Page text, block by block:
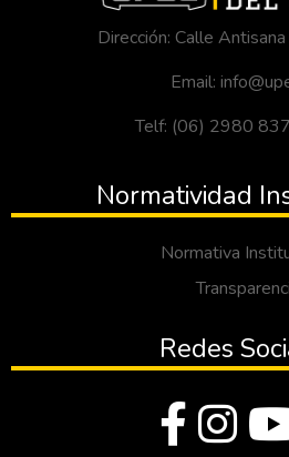
Dirección: Calle
Email:
Telf: (06) 2980
Normatividad
Normativa
Redes